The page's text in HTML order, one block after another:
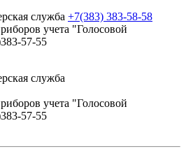
служба +7(383) 383-58-58
учета "Голосовой
57-55
служба
учета "Голосовой
57-55